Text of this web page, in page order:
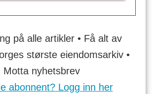
på alle artikler • Få alt av
største eiendomsarkiv •
Motta nyhetsbrev
abonnent? Logg inn her